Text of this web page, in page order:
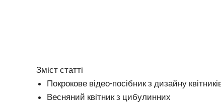
Зміст статті
Покрокове відео-посібник з дизайну
Весняний квітник з цибулинних